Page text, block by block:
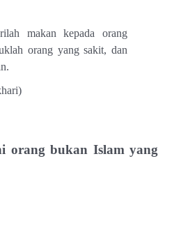
makan kepada orang
orang yang sakit, dan
orang bukan Islam yang